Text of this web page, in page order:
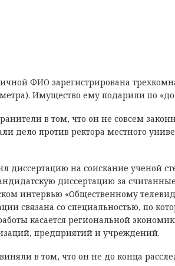
ФИО зарегистрирована
Имущество ему подарили по
в том, что он не совсем
дело против ректора местного
диссертацию на соискание ученой
диссертацию за
интервью «Общественному
связана со специальностью, по
касается региональной
предприятий и учреждений.
в том, что он не до конца